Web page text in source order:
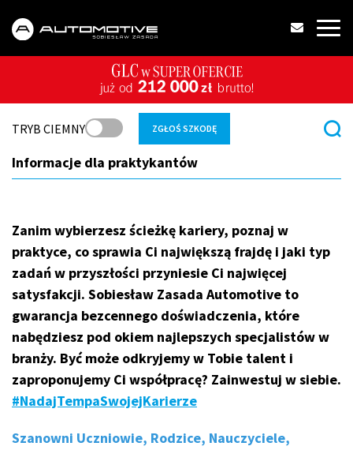
TRYB CIEMNY ZGŁOŚ SZKODĘ
Informacje dla praktykantów
Zanim wybierzesz ścieżkę kariery, poznaj w
praktyce, co sprawia Ci największą frajdę i jaki typ
zadań w przyszłości przyniesie Ci najwięcej
satysfakcji. Sobiesław Zasada Automotive to
gwarancja bezcennego doświadczenia, które
nabędziesz pod okiem najlepszych specjalistów w
branży. Być może odkryjemy w Tobie talent i
zaproponujemy Ci współpracę? Zainwestuj w siebie.
#NadajTempaSwojejKarierze
Szanowni Uczniowie, Rodzice, Nauczyciele,